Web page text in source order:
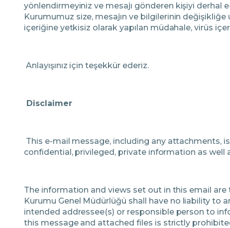
yönlendirmeyiniz ve mesajı gönderen kişiyi derhal
Kurumumuz size, mesajın ve bilgilerinin
içeriğine yetkisiz olarak yapılan müdahale, virüs
Anlayışınız için teşekkür ederiz.
Disclaimer
This e-mail message, including any attachments,
confidential, privileged, private information as
The information and views set out in this email
Kurumu Genel Müdürlüğü shall have no liability
intended addressee(s) or responsible person to
this message and attached files is strictly